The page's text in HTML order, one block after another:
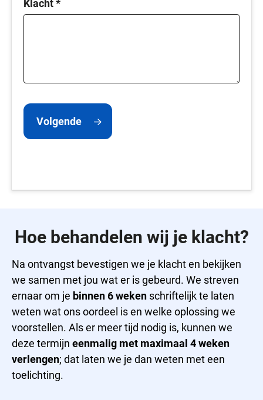
Klacht*
Volgende
Hoe behandelen wij je klacht?
Na ontvangst bevestigen we je klacht en bekijken
we samen met jou wat er is gebeurd. We streven
ernaar om je binnen 6 weken schriftelijk te laten
weten wat ons oordeel is en welke oplossing we
voorstellen. Als er meer tijd nodig is, kunnen we
deze termijn eenmalig met maximaal 4 weken
verlengen; dat laten we je dan weten met een
toelichting.